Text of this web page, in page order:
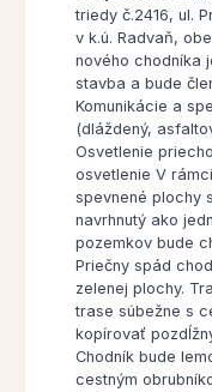
triedy č.2416, ul.
v k.ú. Radvaň,
nového chodníka
stavba a bude
Komunikácie a
(dláždený,
Osvetlenie
osvetlenie V
spevnené plochy
navrhnutý ako
pozemkov bude
Priečny spád
zelenej plochy.
trase súbežne s
kopírovať
Chodník bude
cestným